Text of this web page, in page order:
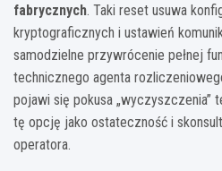
fabrycznych. Taki reset usuwa
kryptograficznych i ustawień
samodzielne przywrócenie pełnej
technicznego agenta
pojawi się pokusa „wyczyszczenia”
tę opcję jako ostateczność i
operatora.